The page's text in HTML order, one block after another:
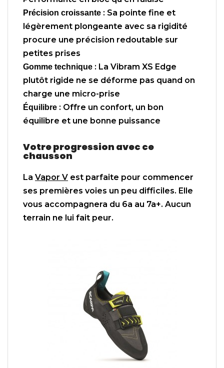
Précision croissante : Sa pointe fine et
légèrement plongeante avec sa rigidité
procure une précision redoutable sur
petites prises
Gomme technique : La Vibram XS Edge
plutôt rigide ne se déforme pas quand on
charge une micro-prise
Équilibre : Offre un confort, un bon
équilibre et une bonne puissance
Votre progression avec ce
chausson
La Vapor V est parfaite pour commencer
ses premières voies un peu difficiles. Elle
vous accompagnera du 6a au 7a+. Aucun
terrain ne lui fait peur.